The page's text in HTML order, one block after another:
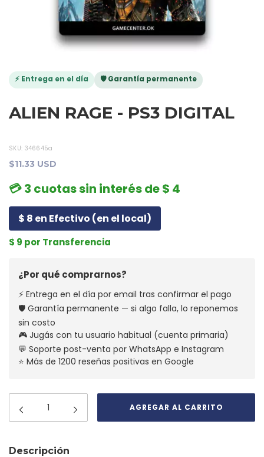
⚡ Entrega en el día 🛡️ Garantía permanente
ALIEN RAGE - PS3 DIGITAL
SKU: 346645a
$11.33 USD
💳 3 cuotas sin interés de $ 4
$ 8 en Efectivo (en el local)
$ 9 por Transferencia
¿Por qué comprarnos?
⚡ Entrega en el día por email tras confirmar el pago
🛡️ Garantía permanente — si algo falla, lo reponemos
sin costo
🎮 Jugás con tu usuario habitual (cuenta primaria)
💬 Soporte post-venta por WhatsApp e Instagram
⭐ Más de 1200 reseñas positivas en Google
Descripción